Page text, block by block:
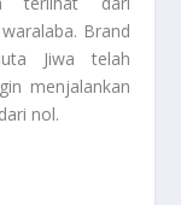
Brand
Jiwa telah
menjalankan
nol.